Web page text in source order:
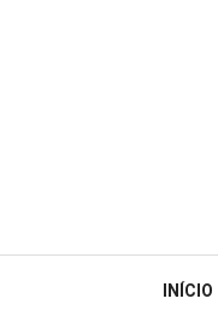
INÍCIO